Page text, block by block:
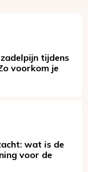
tijdens
voorkom je
wat is de
voor de